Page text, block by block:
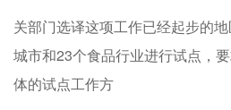
关部门选译这项工作已经起步的
城市和23个食品行业进行试点，
体的试点工作方